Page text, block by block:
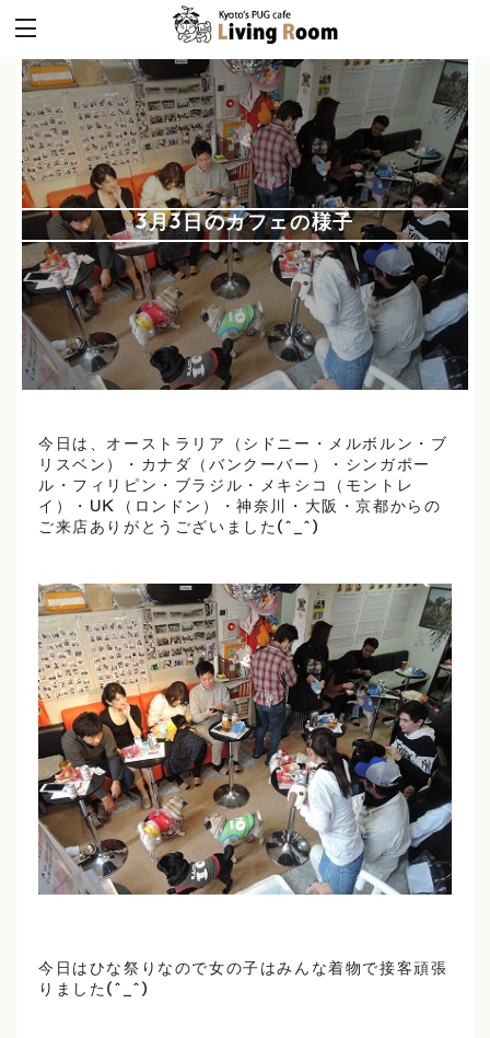
3月3日のカフェの様子
今日は、オーストラリア（シドニー・メルボルン・ブ
リスベン）・カナダ（バンクーバー）・シンガポー
ル・フィリピン・ブラジル・メキシコ（モントレ
イ）・UK（ロンドン）・神奈川・大阪・京都からの
ご来店ありがとうございました(^_^)
今日はひな祭りなので女の子はみんな着物で接客頑張
りました(^_^)